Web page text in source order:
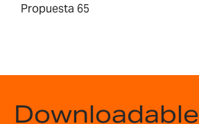
Propuesta 65
Downloadable